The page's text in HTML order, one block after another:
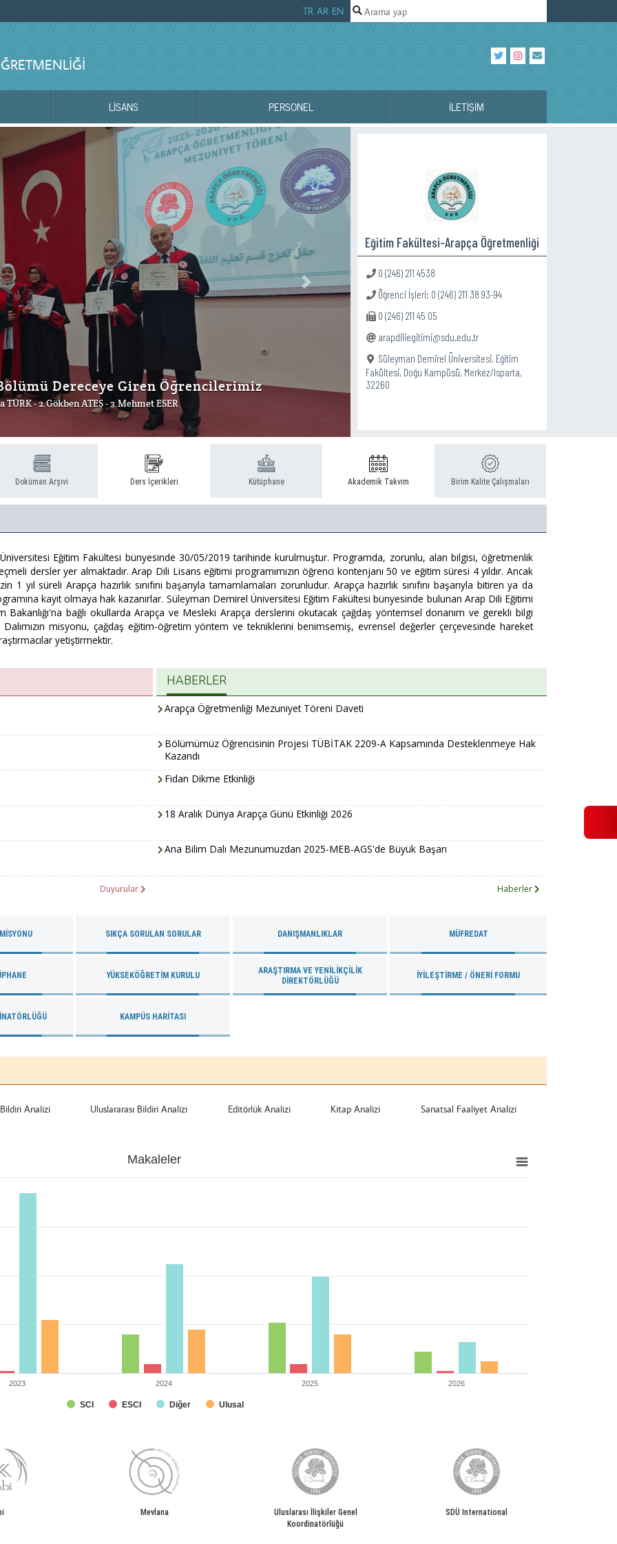
TR AR EN
LİSANS PERSONEL İLETIŞIM
Dereceye Giren Öğrencilerimiz
TÜRK - 2.Gökben ATEŞ - 3.Mehmet ESER
Sonraki
Eğitim Fakültesi-Arapça Öğretmenliği
0 (246) 211 4538
Öğrenci İşleri: 0 (246) 211 38 93-94
0 (246) 211 45 05
arapdiliegitimi@sdu.edu.tr
Süleyman Demirel Üniversitesi, Eğitim
Fakültesi, Doğu Kampüsü, Merkez/Isparta,
32260
Doküman Arşivi Ders İçerikleri Kütüphane Akademik Takvim Birim Kalite Çalışmaları
Eğitim Fakültesi bünyesinde 30/05/2019 tarihinde kurulmuştur. Programda, zorunlu, alan bilgisi, öğretmenlik
dersler yer almaktadır. Arap Dili Lisans eğitimi programımızın öğrenci kontenjanı 50 ve eğitim süresi 4 yıldır. Ancak
yıl süreli Arapça hazırlık sınıfını başarıyla tamamlamaları zorunludur. Arapça hazırlık sınıfını başarıyla bitiren ya da
kayıt olmaya hak kazanırlar. Süleyman Demirel Üniversitesi Eğitim Fakültesi bünyesinde bulunan Arap Dili Eğitimi
Bakanlığı'na bağlı okullarda Arapça ve Mesleki Arapça derslerini okutacak çağdaş yöntemsel donanım ve gerekli bilgi
misyonu, çağdaş eğitim-öğretim yöntem ve tekniklerini benimsemiş, evrensel değerler çerçevesinde hareket
yetiştirmektir.
Duyurular
HABERLER
Arapça Öğretmenliği Mezuniyet Töreni Daveti
Bölümümüz Öğrencisinin Projesi TÜBİTAK 2209-A Kapsamında Desteklenmeye Hak
Kazandı
Fidan Dikme Etkinliği
18 Aralık Dünya Arapça Günü Etkinliği 2026
Ana Bilim Dalı Mezunumuzdan 2025-MEB-AGS'de Büyük Başarı
Haberler
SIKÇA SORULAN SORULAR DANIŞMANLIKLAR MÜFREDAT
YÜKSEKÖĞRETİM KURULU
ARAŞTIRMA VE YENILIKÇILIK
DIREKTÖRLÜĞÜ
İYILEŞTIRME / ÖNERI FORMU
KAMPÜS HARITASI
Analizi Uluslararası Bildiri Analizi Editörlük Analizi Kitap Analizi Sanatsal Faaliyet Analizi
Makaleler
SCI ESCI Diğer Ulusal
2023 2024 2025 2026
Mevlana
Uluslarası İlişkiler Genel
Koordinatörlüğü
SDÜ International